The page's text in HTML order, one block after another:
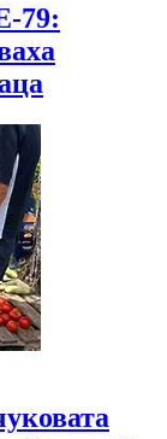
79: